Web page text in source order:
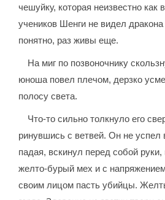
чешуйку, которая неизвестно как
учеников Шенги не видел
понятно, раз живы еще.
На миг по позвоночнику
юноша повел плечом, дерзко
полосу света.
Что-то сильно толкнуло его
ринувшись с ветвей. Он не успел
падая, вскинул перед собой
желто-бурый мех и с
своим лицом пасть убийцы.